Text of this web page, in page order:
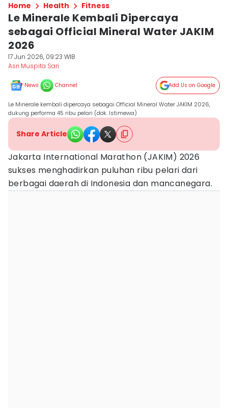
Home Health Fitness
Le Minerale Kembali Dipercaya
sebagai Official Mineral Water JAKIM
2026
17 Jun 2026, 09:23 WIB
Asri Muspita Sari
News Channel Add Us on Google
Le Minerale kembali dipercaya sebagai Official Mineral Water JAKIM 2026,
dukung performa 45 ribu pelari (dok. Istimewa)
Share Article
Jakarta International Marathon (JAKIM) 2026
sukses menghadirkan puluhan ribu pelari dari
berbagai daerah di Indonesia dan mancanegara.